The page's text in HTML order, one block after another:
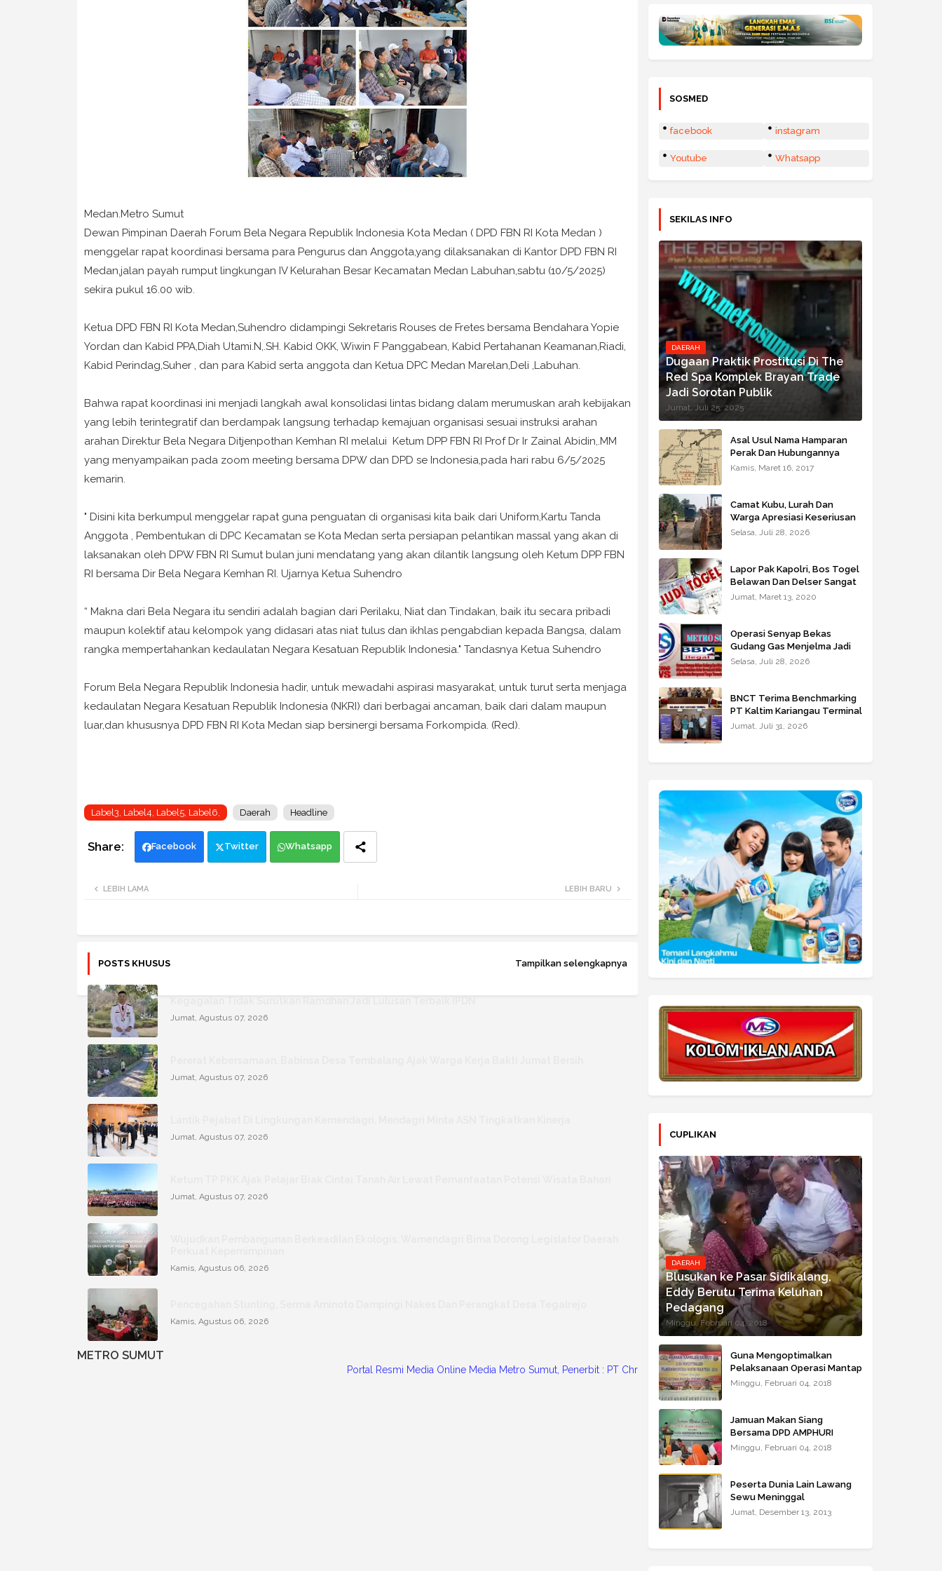
Medan.Metro Sumut
Dewan Pimpinan Daerah Forum Bela Negara Republik Indonesia Kota Medan ( DPD FBN RI Kota Medan )
menggelar rapat koordinasi bersama para Pengurus dan Anggota,yang dilaksanakan di Kantor DPD FBN RI
Medan,jalan payah rumput lingkungan IV Kelurahan Besar Kecamatan Medan Labuhan,sabtu (10/5/2025)
sekira pukul 16.00 wib.
Ketua DPD FBN RI Kota Medan,Suhendro didampingi Sekretaris Rouses de Fretes bersama Bendahara Yopie
Yordan dan Kabid PPA,Diah Utami.N,.SH. Kabid OKK, Wiwin F Panggabean, Kabid Pertahanan Keamanan,Riadi,
Kabid Perindag,Suher , dan para Kabid serta anggota dan Ketua DPC Medan Marelan,Deli ,Labuhan.
Bahwa rapat koordinasi ini menjadi langkah awal konsolidasi lintas bidang dalam merumuskan arah kebijakan
yang lebih terintegratif dan berdampak langsung terhadap kemajuan organisasi sesuai instruksi arahan
arahan Direktur Bela Negara Ditjenpothan Kemhan RI melalui Ketum DPP FBN RI Prof Dr Ir Zainal Abidin,.MM
yang menyampaikan pada zoom meeting bersama DPW dan DPD se Indonesia,pada hari rabu 6/5/2025
kemarin.
" Disini kita berkumpul menggelar rapat guna penguatan di organisasi kita baik dari Uniform,Kartu Tanda
Anggota , Pembentukan di DPC Kecamatan se Kota Medan serta persiapan pelantikan massal yang akan di
laksanakan oleh DPW FBN RI Sumut bulan juni mendatang yang akan dilantik langsung oleh Ketum DPP FBN
RI bersama Dir Bela Negara Kemhan RI. Ujarnya Ketua Suhendro
“ Makna dari Bela Negara itu sendiri adalah bagian dari Perilaku, Niat dan Tindakan, baik itu secara pribadi
maupun kolektif atau kelompok yang didasari atas niat tulus dan ikhlas pengabdian kepada Bangsa, dalam
rangka mempertahankan kedaulatan Negara Kesatuan Republik Indonesia." Tandasnya Ketua Suhendro
Forum Bela Negara Republik Indonesia hadir, untuk mewadahi aspirasi masyarakat, untuk turut serta menjaga
kedaulatan Negara Kesatuan Republik Indonesia (NKRI) dari berbagai ancaman, baik dari dalam maupun
luar,dan khususnya DPD FBN RI Kota Medan siap bersinergi bersama Forkompida. (Red).
Label3, Label4, Label5, Label6, Daerah Headline
Facebook Twitter Whatsapp
LEBIH BARU
LEBIH LAMA
POSTS KHUSUS Tampilkan selengkapnya
Jumat, Agustus 07, 2026
Jumat, Agustus 07, 2026
Jumat, Agustus 07, 2026
Jumat, Agustus 07, 2026
Kamis, Agustus 06, 2026
Kamis, Agustus 06, 2026
METRO SUMUT
Portal Resmi Media Online Media Metro Sumut, Penerbit : PT Chrissa Cakra Wijayakesuma (CCW), SIUP-PM : No.01451/1.824.271, NPWP :
SOSMED
facebook instagram
Youtube Whatsapp
SEKILAS INFO
DAERAH
Dugaan Praktik Prostitusi Di The
Red Spa Komplek Brayan Trade
Jadi Sorotan Publik
Jumat, Juli 25, 2025
Asal Usul Nama Hamparan
Perak Dan Hubungannya
Dengan Deli
Kamis, Maret 16, 2017
Camat Kubu, Lurah Dan
Warga Apresiasi Keseriusan
Pemkab Rohil Perbaikan
Selasa, Juli 28, 2026
Lapor Pak Kapolri, Bos Togel
Belawan Dan Delser Sangat
Meresahkan Warga
Jumat, Maret 13, 2020
Operasi Senyap Bekas
Gudang Gas Menjelma Jadi
Istana Hitam Penimbun Solar
Beroperasi Tanpa Tersentuh
Hukum
Selasa, Juli 28, 2026
BNCT Terima Benchmarking
PT Kaltim Kariangau Terminal
Jumat, Juli 31, 2026
CUPLIKAN
DAERAH
Blusukan ke Pasar Sidikalang,
Eddy Berutu Terima Keluhan
Pedagang
Minggu, Februari 04, 2018
Guna Mengoptimalkan
Pelaksanaan Operasi Mantap
Praja Toba – 2018 Kapoldasu
Minggu, Februari 04, 2018
Jamuan Makan Siang
Bersama DPD AMPHURI
Wilayah Sumbagut
Minggu, Februari 04, 2018
Peserta Dunia Lain Lawang
Sewu Meninggal
Jumat, Desember 13, 2013